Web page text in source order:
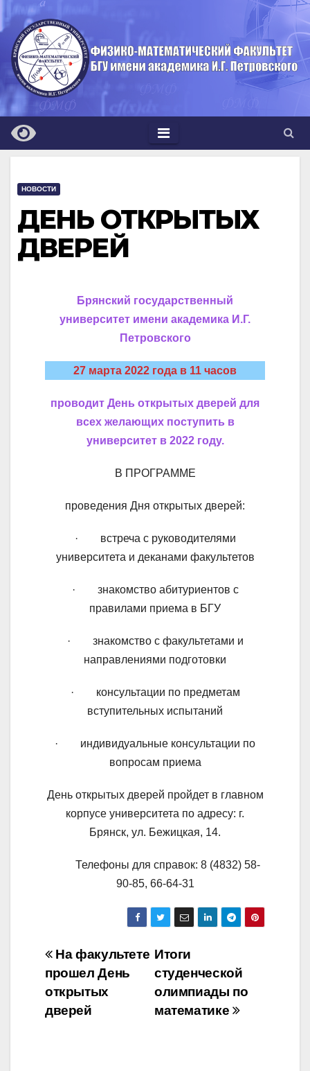
Перейти
к
содержимому
НОВОСТИ
ДЕНЬ ОТКРЫТЫХ
ДВЕРЕЙ
Брянский государственный
университет имени академика И.Г.
Петровского
27 марта 2022 года в 11 часов
проводит День открытых дверей для
всех желающих поступить в
университет в 2022 году.
В ПРОГРАММЕ
проведения Дня открытых дверей:
· встреча с руководителями
университета и деканами факультетов
· знакомство абитуриентов с
правилами приема в БГУ
· знакомство с факультетами и
направлениями подготовки
· консультации по предметам
вступительных испытаний
· индивидуальные консультации по
вопросам приема
День открытых дверей пройдет в главном
корпусе университета по адресу: г.
Брянск, ул. Бежицкая, 14.
Телефоны для справок: 8 (4832) 58-
90-85, 66-64-31
Навигация
по
записям
Итоги
студенческой
олимпиады по
математике
На факультете
прошел День
открытых
дверей